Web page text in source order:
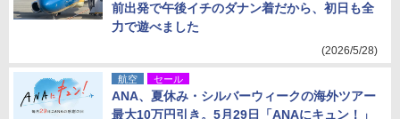
前出発で午後イチのダナン着だから、初日も全
力で遊べました
(2026/5/28)
航空 セール
ANA、夏休み・シルバーウィークの海外ツアー
最大10万円引き。5月29日「ANAにキュン！」